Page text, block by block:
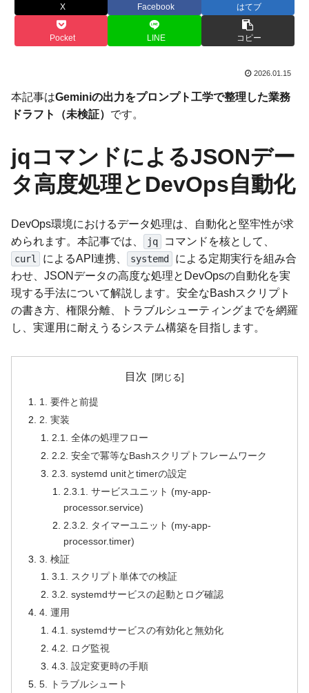
X Facebook はてブ
Pocket LINE コピー
2026.01.15
本記事はGeminiの出力をプロンプト工学で整理した業務
ドラフト（未検証） です。
jqコマンドによるJSONデー
タ高度処理とDevOps自動化
DevOps環境におけるデータ処理は、自動化と堅牢性が求
められます。本記事では、
jq コマンドを核として、
curl によるAPI連携、 systemd
による定期実行を組み合
わせ、JSONデータの高度な処理とDevOpsの自動化を実
現する手法について解説します。安全なBashスクリプト
の書き方、権限分離、トラブルシューティングまでを網羅
し、実運用に耐えうるシステム構築を目指します。
目次
1. 要件と前提
2. 実装
2.1. 全体の処理フロー
2.2. 安全で冪等なBashスクリプトフレームワーク
2.3. systemd unitとtimerの設定
2.3.1. サービスユニット (my-app-
processor.service)
2.3.2. タイマーユニット (my-app-
processor.timer)
3. 検証
3.1. スクリプト単体での検証
3.2. systemdサービスの起動とログ確認
4. 運用
4.1. systemdサービスの有効化と無効化
4.2. ログ監視
4.3. 設定変更時の手順
5. トラブルシュート